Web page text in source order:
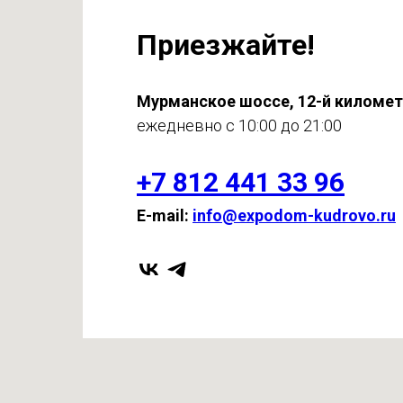
Приезжайте!
Мурманское шоссе, 12-й
ежедневно с 10:00 до 21:00
+7 812 441 33 96
E-mail: info@expodom-kudrovo.ru